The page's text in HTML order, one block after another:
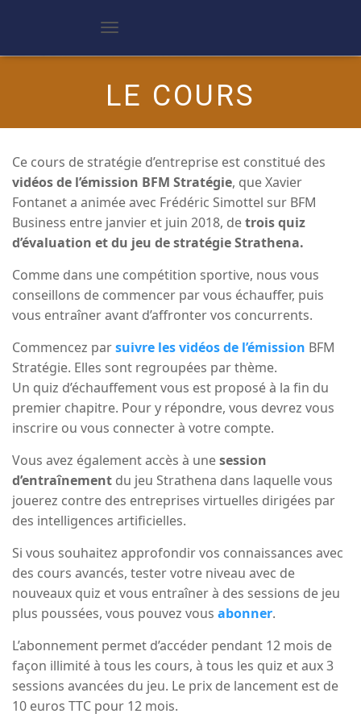
é
e
n
v
i
g
a
t
o
LE COURS
Ce cours de stratégie d’entreprise est constitué des
vidéos de l’émission BFM Stratégie, que Xavier
Fontanet a animée avec Frédéric Simottel sur BFM
Business entre janvier et juin 2018, detrois quiz
d’évaluation et du jeu de stratégie Strathena.
Comme dans une compétition sportive, nous vous
conseillons de commencer par vous échauffer, puis
vous entraîner avant d’affronter vos concurrents.
Commencez parsuivre les vidéos de l’émission BFM
Stratégie. Elles sont regroupées par thème.
Un quiz d’échauffement vous est proposé à la fin du
premier chapitre. Pour y répondre, vous devrez vous
inscrire ou vous connecter à votre compte.
Vous avez également accès à unesession
d’entraînement du jeu Strathena dans laquelle vous
jouerez contre des entreprises virtuelles dirigées par
des intelligences artificielles.
Si vous souhaitez approfondir vos connaissances avec
des cours avancés, tester votre niveau avec de
nouveaux quiz et vous entraîner à des sessions de jeu
plus poussées, vous pouvez vous abonner.
L’abonnement permet d’accéder pendant 12 mois de
façon illimité à tous les cours, à tous les quiz et aux 3
sessions avancées du jeu. Le prix de lancement est de
10 euros TTC pour 12 mois.